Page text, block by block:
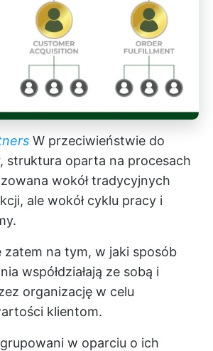
W przeciwieństwie do
struktura oparta na procesach
wokół tradycyjnych
ale wokół cyklu pracy i
zatem na tym, w jaki sposób
współdziałają ze sobą i
organizację w celu
klientom.
w oparciu o ich